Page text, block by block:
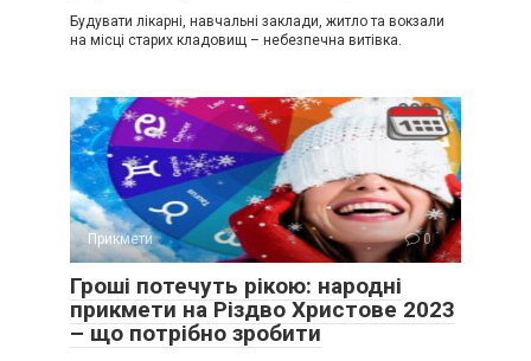
Будувати лікарні, навчальні заклади, житло та вокзали
на місці старих кладовищ – небезпечна витівка.
Прикмети 0
Гроші потечуть рікою: народні
прикмети на Різдво Христове 2023
– що потрібно зробити